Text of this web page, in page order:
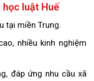
luật Huế
tại miền Trung.
nhiều kinh nghiệm
đáp ứng nhu cầu xã